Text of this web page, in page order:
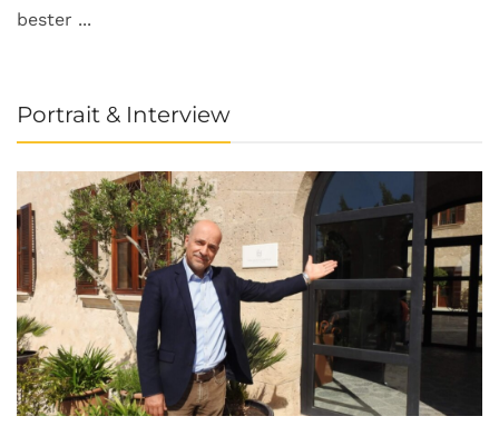
bester ...
Portrait & Interview